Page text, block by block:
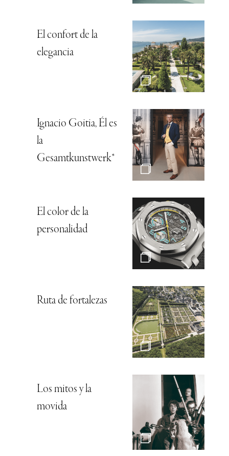
El confort de la
elegancia
Ignacio Goitia, Él es
la
Gesamtkunstwerk*
El color de la
personalidad
Ruta de fortalezas
Los mitos y la
movida